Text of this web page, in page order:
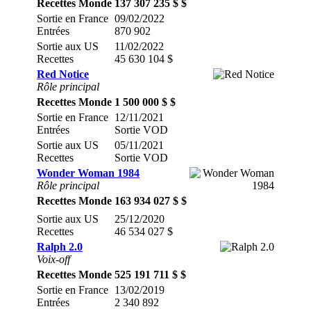
Recettes Monde 137 307 235 $ $
Sortie en France
Entrées
09/02/2022
870 902
Sortie aux US
Recettes
11/02/2022
45 630 104 $
Red Notice
Rôle principal
Recettes Monde 1 500 000 $ $
Sortie en France
Entrées
12/11/2021
Sortie VOD
Sortie aux US
Recettes
05/11/2021
Sortie VOD
Wonder Woman 1984
Rôle principal
Recettes Monde 163 934 027 $ $
Sortie aux US
Recettes
25/12/2020
46 534 027 $
Ralph 2.0
Voix-off
Recettes Monde 525 191 711 $ $
Sortie en France
Entrées
13/02/2019
2 340 892